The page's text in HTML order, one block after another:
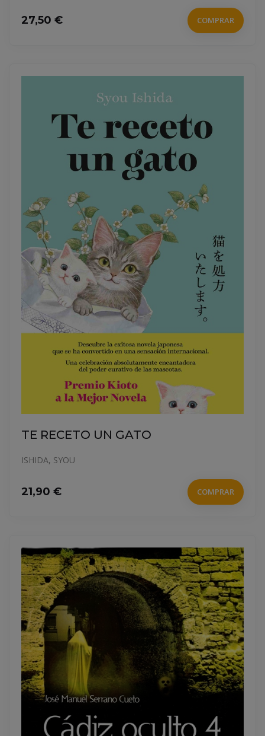
27,50 € COMPRAR
TE RECETO UN GATO
ISHIDA, SYOU
21,90 € COMPRAR